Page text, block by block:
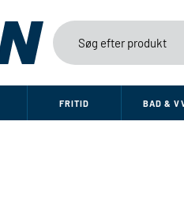
FRITID BAD &